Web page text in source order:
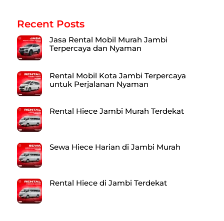
Recent Posts
Jasa Rental Mobil Murah Jambi
Terpercaya dan Nyaman
Rental Mobil Kota Jambi Terpercaya
untuk Perjalanan Nyaman
Rental Hiece Jambi Murah Terdekat
Sewa Hiece Harian di Jambi Murah
Rental Hiece di Jambi Terdekat